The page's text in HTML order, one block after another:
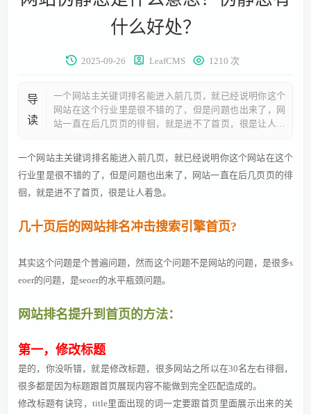
什么好处？
2025-09-26 LeafCMS 1210 次
导
读
一个网站主关键词排名能进入前几页，就已经说明你这个
网站在这个行业里是很不错的了，但是问题也出来了，网
站一直在后几页页的徘徊，就是进不了首页，很是让人着
题是个普遍问题，然而这个问题不是网站的问题，是很多s
页的方法： 第一，修改标题 是的，你没听错，就是修改标
题，很多网站之所以在30名左右徘徊，很多都是因为标题
窍，title里面出现的词
一个网站主关键词排名能进入前几页，就已经说明你这个网站在这个
行业里是很不错的了，但是问题也出来了，网站一直在后几页页的徘
徊，就是进不了首页，很是让人着急。
几十页后的网站排名冲击搜索引擎首页?
其实这个问题是个普遍问题，然而这个问题不是网站的问题，是很多s
eoer的问题，是seoer的水平瓶颈问题。
网站排名提升到首页的方法：
第一，修改标题
是的，你没听错，就是修改标题，很多网站之所以在30名左右徘徊，
很多都是因为标题跟首页展现内容不能做到完全匹配造成的。
修改标题有诀窍，title里面出现的词一定要跟首页里面展示出来的关